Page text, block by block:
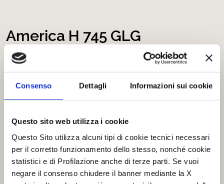
Consenso Dettagli Informazioni sui cookie
Questo sito web utilizza i cookie
Questo Sito utilizza alcuni tipi di cookie tecnici necessari
per il corretto funzionamento dello stesso, nonché cookie
statistici e di Profilazione anche di terze parti. Se vuoi
negare il consenso chiudere il banner mediante la X
America H 745 GLG
America H 745 GLC
America P 745 GLC
Europa New Deal P 699 GLM